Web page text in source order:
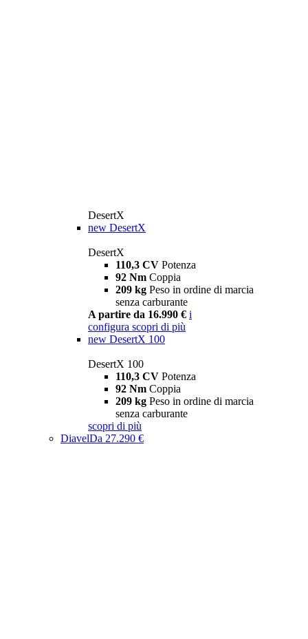
DesertX
new DesertX
DesertX
110,3 CV Potenza
92 Nm Coppia
209 kg Peso in ordine di marcia
senza carburante
A partire da 16.990 € i
configura scopri di più
new DesertX 100
DesertX 100
110,3 CV Potenza
92 Nm Coppia
209 kg Peso in ordine di marcia
senza carburante
scopri di più
DiavelDa 27.290 €